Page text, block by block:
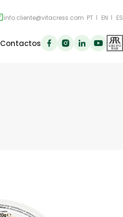
info.cliente@vitacress.com PT EN ES
Contactos